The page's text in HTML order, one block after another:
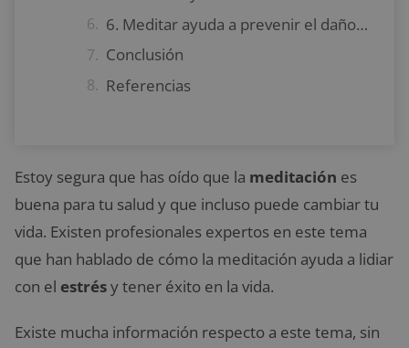
6. Meditar ayuda a prevenir el daño genético
Conclusión
Referencias
Estoy segura que has oído que la meditación es
buena para tu salud y que incluso puede cambiar tu
vida. Existen profesionales expertos en este tema
que han hablado de cómo la meditación ayuda a lidiar
con el estrésy tener éxito en la vida.
Existe mucha información respecto a este tema, sin